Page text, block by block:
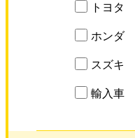
トヨタ
ホンダ
スズキ
輸入車